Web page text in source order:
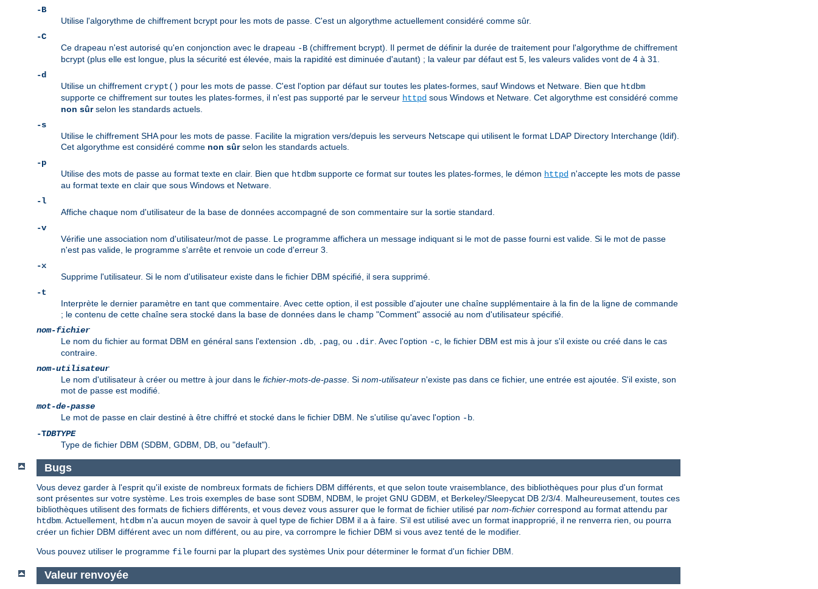
-B
Utilise l'algorythme de chiffrement bcrypt pour les mots de passe. C'est un algorythme actuellement considéré comme sûr.
-C
Ce drapeau n'est autorisé qu'en conjonction avec le drapeau -B (chiffrement bcrypt). Il permet de définir la durée de traitement pour l'algorythme de chiffrement
bcrypt (plus elle est longue, plus la sécurité est élevée, mais la rapidité est diminuée d'autant) ; la valeur par défaut est 5, les valeurs valides vont de 4 à 31.
-d
Utilise un chiffrement crypt() pour les mots de passe. C'est l'option par défaut sur toutes les plates-formes, sauf Windows et Netware. Bien que htdbm
supporte ce chiffrement sur toutes les plates-formes, il n'est pas supporté par le serveur httpd sous Windows et Netware. Cet algorythme est considéré comme
non sûrselon les standards actuels.
-s
Utilise le chiffrement SHA pour les mots de passe. Facilite la migration vers/depuis les serveurs Netscape qui utilisent le format LDAP Directory Interchange (ldif).
Cet algorythme est considéré comme non sûrselon les standards actuels.
-p
Utilise des mots de passe au format texte en clair. Bien que htdbm supporte ce format sur toutes les plates-formes, le démon httpd n'accepte les mots de passe
au format texte en clair que sous Windows et Netware.
-l
Affiche chaque nom d'utilisateur de la base de données accompagné de son commentaire sur la sortie standard.
-v
Vérifie une association nom d'utilisateur/mot de passe. Le programme affichera un message indiquant si le mot de passe fourni est valide. Si le mot de passe
n'est pas valide, le programme s'arrête et renvoie un code d'erreur 3.
-x
Supprime l'utilisateur. Si le nom d'utilisateur existe dans le fichier DBM spécifié, il sera supprimé.
-t
Interprète le dernier paramètre en tant que commentaire. Avec cette option, il est possible d'ajouter une chaîne supplémentaire à la fin de la ligne de commande
; le contenu de cette chaîne sera stocké dans la base de données dans le champ "Comment" associé au nom d'utilisateur spécifié.
nom-fichier
Le nom du fichier au format DBM en général sans l'extension .db .pag , ou .dir . Avec l'option -c , le fichier DBM est mis à jour s'il existe ou créé dans le cas
contraire.
nom-utilisateur
Le nom d'utilisateur à créer ou mettre à jour dans le fichier-mots-de-passe . Si nom-utilisateur n'existe pas dans ce fichier, une entrée est ajoutée. S'il existe, son
mot de passe est modifié.
mot-de-passe
Le mot de passe en clair destiné à être chiffré et stocké dans le fichier DBM. Ne s'utilise qu'avec l'option -b
-TDBTYPE
Type de fichier DBM (SDBM, GDBM, DB, ou "default").
Bugs
Vous devez garder à l'esprit qu'il existe de nombreux formats de fichiers DBM différents, et que selon toute vraisemblance, des bibliothèques pour plus d'un format
sont présentes sur votre système. Les trois exemples de base sont SDBM, NDBM, le projet GNU GDBM, et Berkeley/Sleepycat DB 2/3/4. Malheureusement, toutes ces
bibliothèques utilisent des formats de fichiers différents, et vous devez vous assurer que le format de fichier utilisé par nom-fichier correspond au format attendu par
htdbm. Actuellement, htdbm n'a aucun moyen de savoir à quel type de fichier DBM il a à faire. S'il est utilisé avec un format inapproprié, il ne renverra rien, ou pourra
créer un fichier DBM différent avec un nom différent, ou au pire, va corrompre le fichier DBM si vous avez tenté de le modifier.
Vous pouvez utiliser le programme file fourni par la plupart des systèmes Unix pour déterminer le format d'un fichier DBM.
Valeur renvoyée